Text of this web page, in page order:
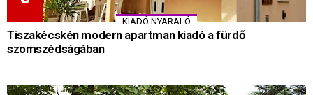
KIADÓ NYARALÓ
Tiszakécskén modern apartman kiadó a fürdő
szomszédságában